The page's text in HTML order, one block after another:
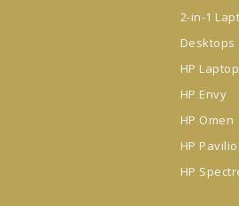
2-in-1
Desktops
HP
HP Envy
HP Omen
HP
HP